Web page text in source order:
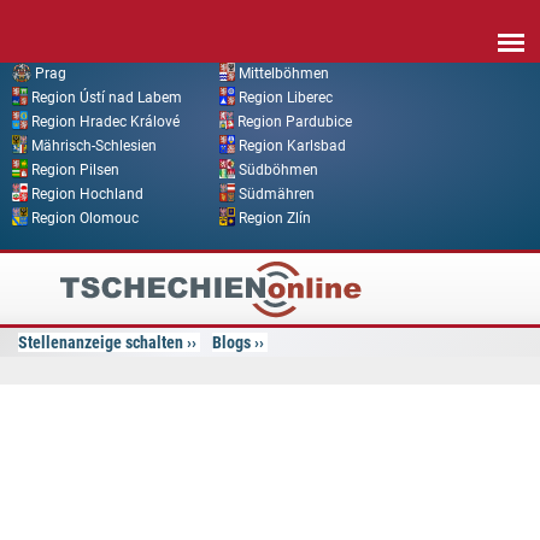
Prag
Mittelböhmen
Region Ústí nad Labem
Region Liberec
Region Hradec Králové
Region Pardubice
Mährisch-Schlesien
Region Karlsbad
Region Pilsen
Südböhmen
Region Hochland
Südmähren
Region Olomouc
Region Zlín
Tschechien
Online
Stellenanzeige schalten Blogs